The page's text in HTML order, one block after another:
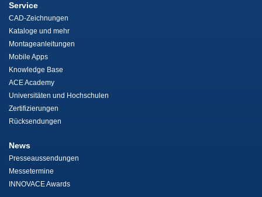
Service
CAD-Zeichnungen
Kataloge und mehr
Montageanleitungen
Mobile Apps
Knowledge Base
ACE Academy
Universitäten und Hochschulen
Zertifizierungen
Rücksendungen
News
Presseaussendungen
Messetermine
INNOVACE Awards